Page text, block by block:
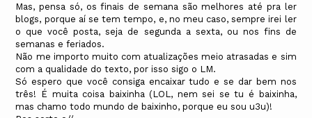
Mas, pensa só, os finais de semana são melhores até pra ler
blogs, porque aí se tem tempo, e, no meu caso, sempre irei ler
o que você posta, seja de segunda a sexta, ou nos fins de
semanas e feriados.
Não me importo muito com atualizações meio atrasadas e sim
com a qualidade do texto, por isso sigo o LM.
Só espero que você consiga encaixar tudo e se dar bem nos
três! É muita coisa baixinha (LOL, nem sei se tu é baixinha,
mas chamo todo mundo de baixinho, porque eu sou u3u)!